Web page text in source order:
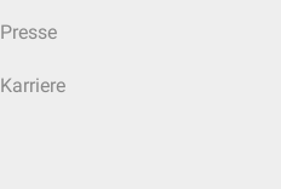
Presse
Karriere